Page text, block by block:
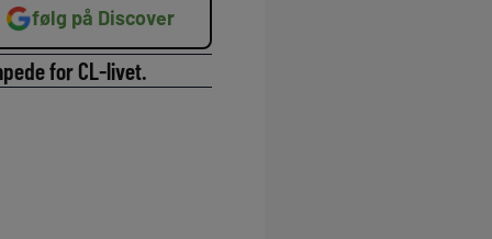
følg på Discover
for CL-livet.